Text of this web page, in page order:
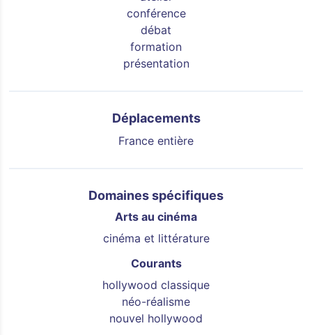
conférence
débat
formation
présentation
Déplacements
France entière
Domaines spécifiques
Arts au cinéma
cinéma et littérature
Courants
hollywood classique
néo-réalisme
nouvel hollywood